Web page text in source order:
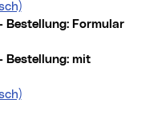
(neues Fenster)
Bestellung: Formular
-
Bestellung: mit
(neues Fenster)